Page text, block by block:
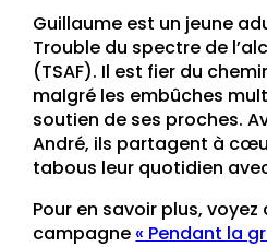
Guillaume est un jeune
Trouble du spectre de
(TSAF). Il est fier du
malgré les embûches
soutien de ses proches.
André, ils partagent à
tabous leur quotidien
Pour en savoir plus,
campagne « Pendant la